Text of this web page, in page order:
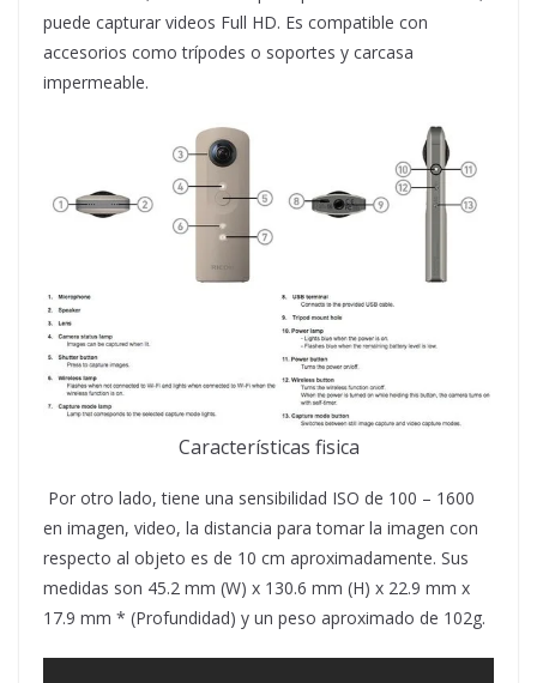
puede capturar videos Full HD. Es compatible con
accesorios como trípodes o soportes y carcasa
impermeable.
Características fisica
Por otro lado, tiene una sensibilidad ISO de 100 – 1600
en imagen, video, la distancia para tomar la imagen con
respecto al objeto es de 10 cm aproximadamente. Sus
medidas son 45.2 mm (W) x 130.6 mm (H) x 22.9 mm x
17.9 mm * (Profundidad) y un peso aproximado de 102g.